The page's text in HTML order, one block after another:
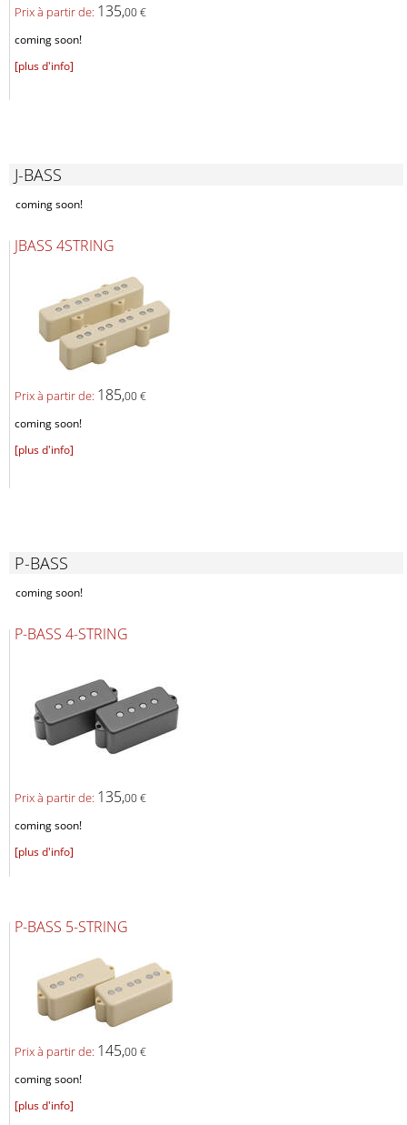
Prix ​​à partir de: 135,00 €
coming soon!
[plus d'info]
J-BASS
coming soon!
JBASS 4STRING
Prix ​​à partir de: 185,00 €
coming soon!
[plus d'info]
P-BASS
coming soon!
P-BASS 4-STRING
Prix ​​à partir de: 135,00 €
coming soon!
[plus d'info]
P-BASS 5-STRING
Prix ​​à partir de: 145,00 €
coming soon!
[plus d'info]